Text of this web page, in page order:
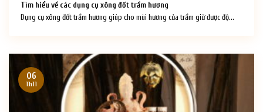
Tìm hiểu về các dụng cụ xông đốt trầm hương
Dụng cụ xông đốt trầm hương giúp cho mùi hương của trầm giữ được độ...
06
Th11